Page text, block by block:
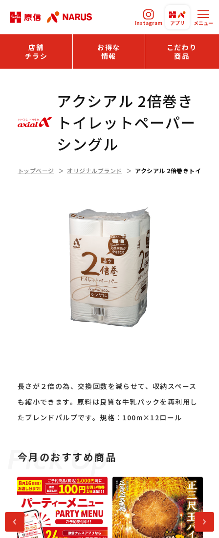
Instagram アプリ メニュー
店舗
チラシ
お得な
情報
こだわり
商品
アクシアル 2倍巻き
トイレットペーパー
シングル
トップページ オリジナルブランド アクシアル 2倍巻きトイレッ
長さが２倍の為、交換回数を減らせて、収納スペース
も縮小できます。原料は良質な牛乳パックを再利用し
たブレンドパルプです。規格：100m×12ロール
今月のおすすめ商品
前へ 次へ